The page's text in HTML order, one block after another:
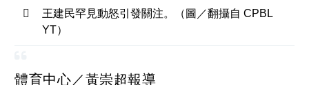
王建民罕見動怒引發關注。（圖／翻攝自 CPBL
YT）
體育中心／黃崇超報導